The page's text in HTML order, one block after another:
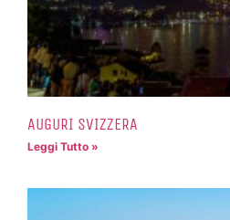
AUGURI SVIZZERA
Leggi Tutto »